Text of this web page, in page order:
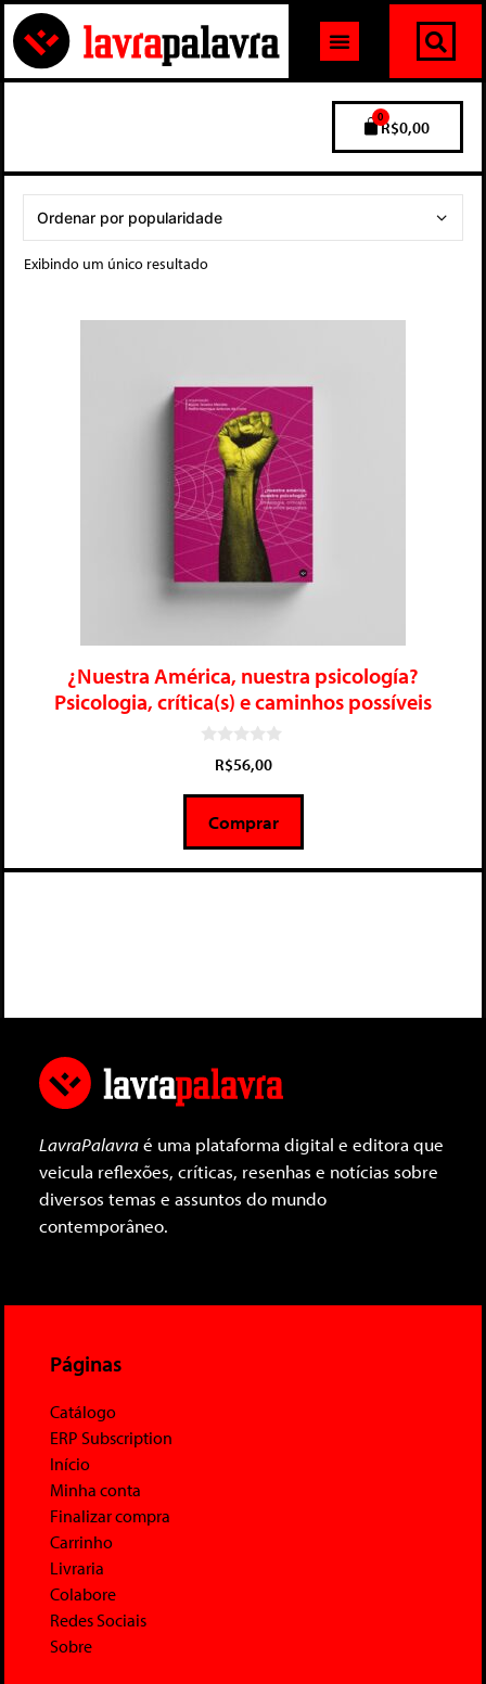
R$0,00
0
Exibindo um único resultado
¿Nuestra América, nuestra psicología?
Psicologia, crítica(s) e caminhos possíveis
5
R$56,00
Comprar
LavraPalavraé uma plataforma digital e editora que
veicula reflexões, críticas, resenhas e notícias sobre
diversos temas e assuntos do mundo
contemporâneo.
Páginas
Catálogo
ERP Subscription
Início
Minha conta
Finalizar compra
Carrinho
Livraria
Colabore
Redes Sociais
Sobre